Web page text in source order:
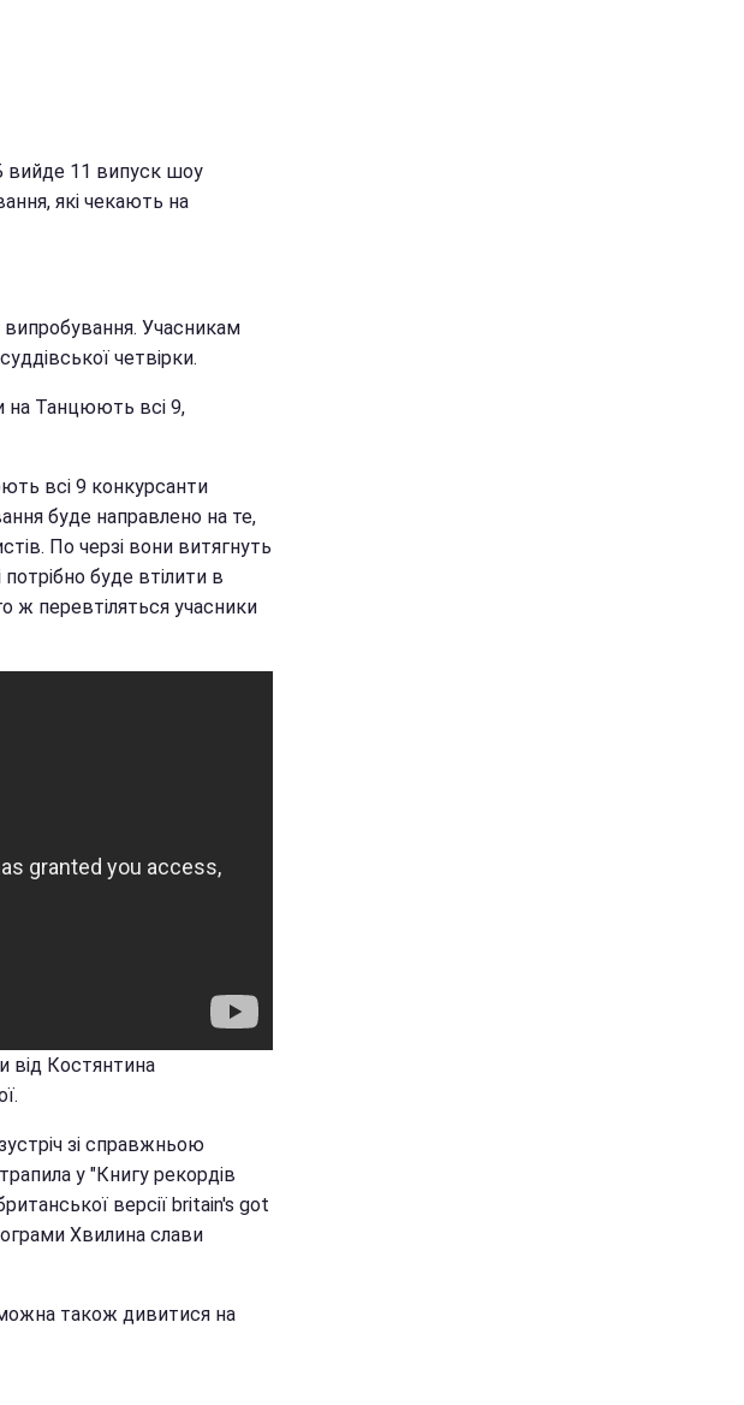
вийде 11 випуск шоу
які чекають на
Учасникам
четвірки.
на Танцюють всі 9,
всі 9 конкурсанти
буде направлено на те,
По черзі вони витягнуть
потрібно буде втілити в
ж перевтіляться учасники
від Костянтина
зі справжньою
у "Книгу рекордів
версії britain's got
Хвилина слави
також дивитися на